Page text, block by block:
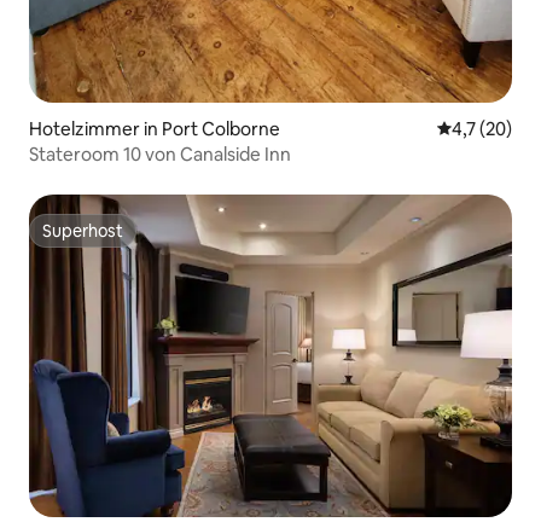
Hotelzimmer in Port Colborne
4,7 (20)
Stateroom 10 von Canalside Inn
Superhost
Superhost